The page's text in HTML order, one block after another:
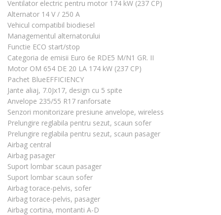
Ventilator electric pentru motor 174 kW (237 CP)
Alternator 14 V / 250 A
Vehicul compatibil biodiesel
Managementul alternatorului
Functie ECO start/stop
Categoria de emisii Euro 6e RDE5 M/N1 GR. II
Motor OM 654 DE 20 LA 174 kW (237 CP)
Pachet BlueEFFICIENCY
Jante aliaj, 7.0Jx17, design cu 5 spite
Anvelope 235/55 R17 ranforsate
Senzori monitorizare presiune anvelope, wireless
Prelungire reglabila pentru sezut, scaun sofer
Prelungire reglabila pentru sezut, scaun pasager
Airbag central
Airbag pasager
Suport lombar scaun pasager
Suport lombar scaun sofer
Airbag torace-pelvis, sofer
Airbag torace-pelvis, pasager
Airbag cortina, montanti A-D